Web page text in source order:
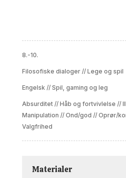
8.-10.
Filosofiske dialoger// Lege og spil
Engelsk// Spil, gaming og leg
Absurditet// Håb og fortvivlelse //
Manipulation // Ond/god // Oprør/
Valgfrihed
Materialer